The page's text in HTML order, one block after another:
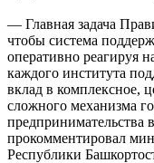
— Главная задача
чтобы система
оперативно реагируя
каждого института
вклад в комплексное,
сложного механизма
предпринимательства
прокомментировал
Республики